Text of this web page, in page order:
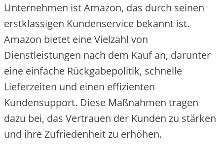
Unternehmen ist Amazon, das durch seinen
erstklassigen Kundenservice bekannt ist.
Amazon bietet eine Vielzahl von
Dienstleistungen nach dem Kauf an, darunter
eine einfache Rückgabepolitik, schnelle
Lieferzeiten und einen effizienten
Kundensupport. Diese Maßnahmen tragen
dazu bei, das Vertrauen der Kunden zu stärken
und ihre Zufriedenheit zu erhöhen.